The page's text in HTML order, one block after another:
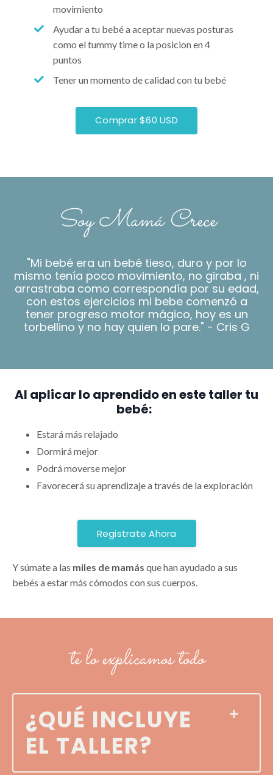
movimiento
Ayudar a tu bebé a aceptar nuevas posturas
como el tummy time o la posicion en 4
puntos
Tener un momento de calidad con tu bebé
Comprar $60 USD
Soy Mamá Crece
"Mi bebé era un bebé tieso, duro y por lo
mismo tenía poco movimiento, no giraba , ni
arrastraba como correspondía por su edad,
con estos ejercicios mi bebe comenzó a
tener progreso motor mágico, hoy es un
torbellino y no hay quien lo pare." - Cris G
Al aplicar lo aprendido en este taller tu
bebé:
Estará más relajado
Dormirá mejor
Podrá moverse mejor
Favorecerá su aprendizaje a través de la exploración
Registrate Ahora
Y súmate a las miles de mamás que han ayudado a sus
bebés a estar más cómodos con sus cuerpos.
te lo explicamos todo
¿QUÉ INCLUYE
EL TALLER?